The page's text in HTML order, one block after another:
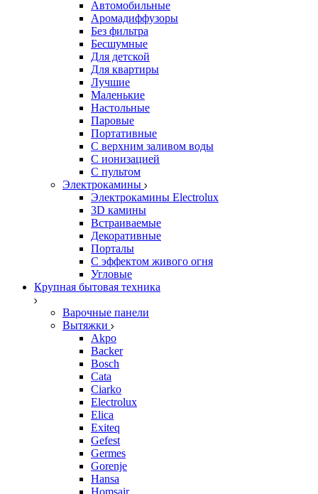
Автомобильные
Аромадиффузоры
Без фильтра
Бесшумные
Для детской
Для квартиры
Лучшие
Маленькие
Настольные
Паровые
Портативные
С верхним заливом воды
С ионизацией
С пультом
Электрокамины
Электрокамины Electrolux
3D камины
Встраиваемые
Декоративные
Порталы
С эффектом живого огня
Угловые
Крупная бытовая техника
Варочные панели
Вытяжки
Akpo
Backer
Bosch
Cata
Ciarko
Electrolux
Elica
Exiteq
Gefest
Germes
Gorenje
Hansa
Homsair